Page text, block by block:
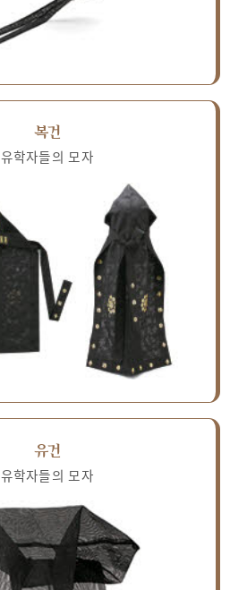
복건
유학자들의 모자
유건
유학자들의 모자